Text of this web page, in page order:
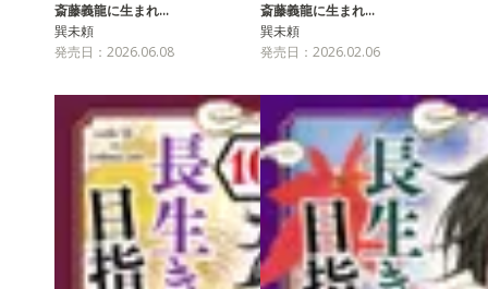
斎藤義龍に生まれ…
巽未頼
発売日：2026.06.08
斎藤義龍に生まれ…
巽未頼
発売日：2026.02.06